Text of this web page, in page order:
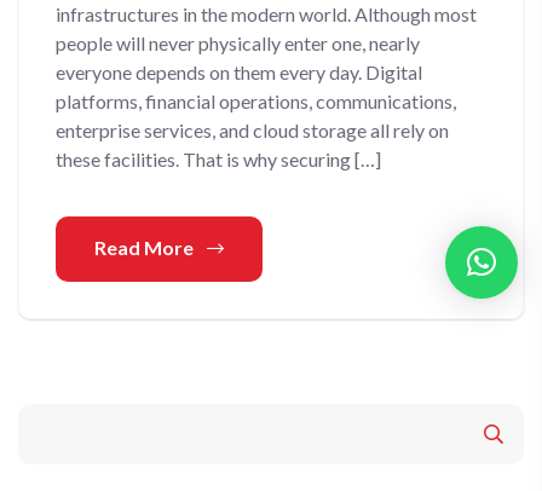
infrastructures in the modern world. Although most
people will never physically enter one, nearly
everyone depends on them every day. Digital
platforms, financial operations, communications,
enterprise services, and cloud storage all rely on
these facilities. That is why securing […]
Read More